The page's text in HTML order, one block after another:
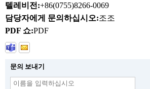
텔레비전:+86(0755)8266-0069
담당자에게 문의하십시오:조조
PDF 쇼:PDF
문의 보내기